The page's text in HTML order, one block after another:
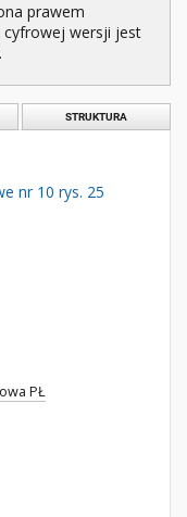
prawem
wersji jest
STRUKTURA
nr 10 rys. 25
PŁ